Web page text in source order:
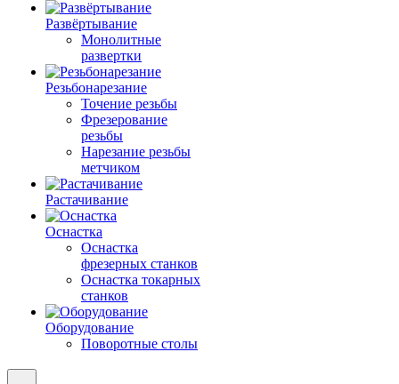
Развёртывание
Монолитные
развертки
Резьбонарезание
Точение резьбы
Фрезерование
резьбы
Нарезание резьбы
метчиком
Растачивание
Оснастка
Оснастка
фрезерных станков
Оснастка токарных
станков
Оборудование
Поворотные столы